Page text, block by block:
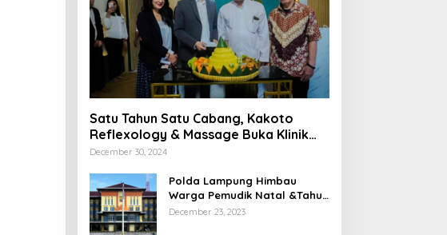
Satu Tahun Satu Cabang, Kakoto
Reflexology & Massage Buka Klinik
Baru di Tangerang
December 30, 2024
Polda Lampung Himbau
Warga Pemudik Natal &Tahun
Barun Berhati-Hati Dijalan
December 23, 2023